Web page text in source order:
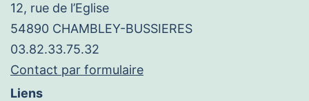
12, rue de l’Eglise
54890 CHAMBLEY-BUSSIERES
03.82.33.75.32
Contact par formulaire
Liens